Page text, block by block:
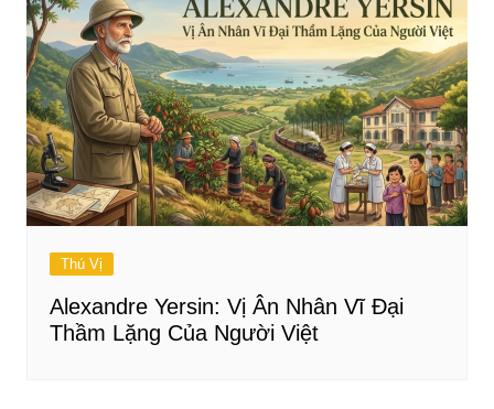
Thú Vị
Alexandre Yersin: Vị Ân Nhân Vĩ Đại
Thầm Lặng Của Người Việt